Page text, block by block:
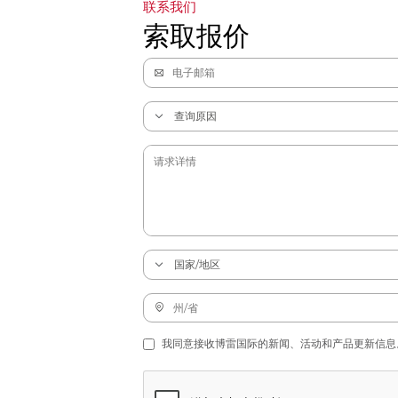
联系我们
索取报价
我同意接收博雷国际的新闻、活动和产品更新信